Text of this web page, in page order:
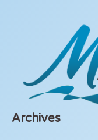
Archives